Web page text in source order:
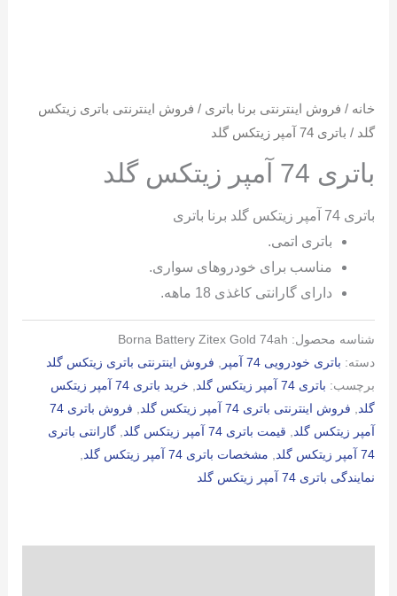
خانه / فروش اینترنتی برنا باتری / فروش اینترنتی باتری زیتکس
گلد / باتری 74 آمپر زیتکس گلد
باتری 74 آمپر زیتکس گلد
باتری 74 آمپر زیتکس گلد برنا باتری
باتری اتمی.
مناسب برای خودروهای سواری.
دارای گارانتی کاغذی 18 ماهه.
شناسه محصول: Borna Battery Zitex Gold 74ah
دسته: باتری خودرویی 74 آمپر
فروش اینترنتی باتری زیتکس گلد
برچسب: باتری 74 آمپر زیتکس گلد
خرید باتری 74 آمپر زیتکس
گلد
فروش اینترنتی باتری 74 آمپر زیتکس گلد
فروش باتری 74
آمپر زیتکس گلد
قیمت باتری 74 آمپر زیتکس گلد
گارانتی باتری
74 آمپر زیتکس گلد
مشخصات باتری 74 آمپر زیتکس گلد
نمایندگی باتری 74 آمپر زیتکس گلد